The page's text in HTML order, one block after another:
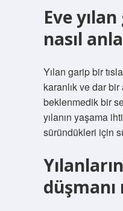
Eve
nasıl
Yılan garip bir
karanlık ve dar
beklenmedik bir
yılanın yaşama
süründükleri için
düşmanı